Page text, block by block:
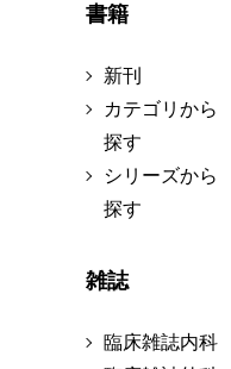
書籍
新刊
カテゴリから
探す
シリーズから
探す
雑誌
臨床雑誌内科